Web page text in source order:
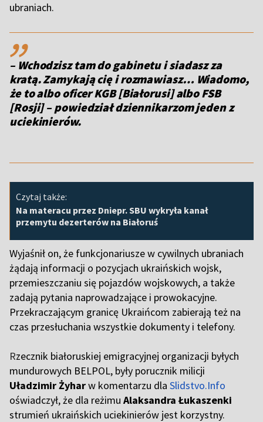
ubraniach.
,,
– Wchodzisz tam do gabinetu i siadasz za
kratą. Zamykają cię i rozmawiasz… Wiadomo,
że to albo oficer KGB [Białorusi] albo FSB
[Rosji] – powiedział dziennikarzom jeden z
uciekinierów.
Czytaj także:
Na materacu przez Dniepr. SBU wykryła kanał
przemytu dezerterów na Białoruś
Wyjaśnił on, że funkcjonariusze w cywilnych ubraniach
żądają informacji o pozycjach ukraińskich wojsk,
przemieszczaniu się pojazdów wojskowych, a także
zadają pytania naprowadzające i prowokacyjne.
Przekraczającym granicę Ukraińcom zabierają też na
czas przesłuchania wszystkie dokumenty i telefony.
Rzecznik białoruskiej emigracyjnej organizacji byłych
mundurowych BELPOL, były porucznik milicji
Uładzimir Żyharw komentarzu dla Slidstvo.Info
oświadczył, że dla reżimu Alaksandra Łukaszenki
strumień ukraińskich uciekinierów jest korzystny.